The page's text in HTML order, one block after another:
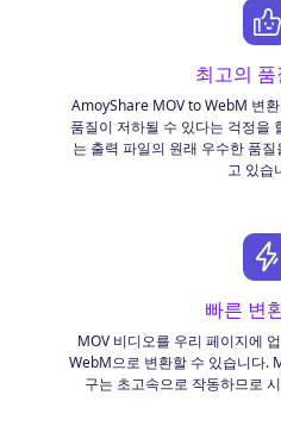
최고의
AmoyShare MOV to WebM 변
품질이 저하될 수 있다는 걱정을
는 출력 파일의 원래 우수한 품
고 있습
빠른 변
MOV 비디오를 우리 페이지에
WebM으로 변환할 수 있습니다.
구는 초고속으로 작동하므로